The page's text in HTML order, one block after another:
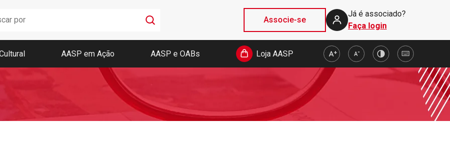
Associe-se
Já é associado?
Faça login
Boletim AASP
Coleção de Códigos de Bolso
Revista da AASP
AASP em Ação AASP e OABs Loja AASP